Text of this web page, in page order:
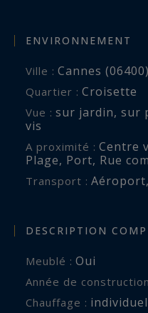
ENVIRONNEMENT
Ville : Cannes (06400)
Quartier : Croisette
Vue : sur jardin, sur
vis
A proximité : Centre
Plage, Port, Rue
Transport : Aéroport,
DESCRIPTION
Meublé : Oui
Année de
Chauffage : individuel